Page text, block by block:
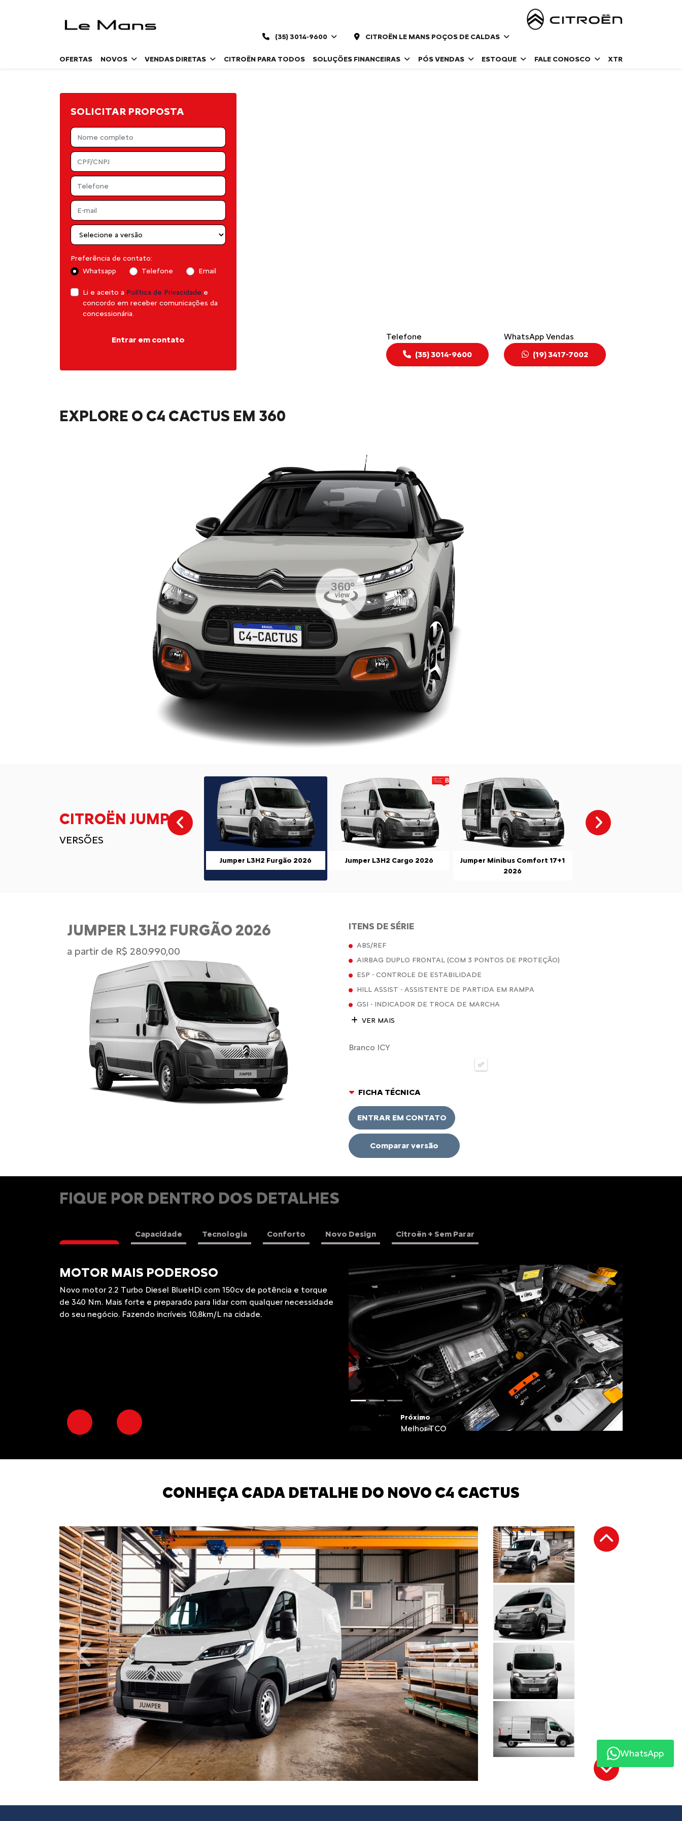
(35) 3014-9600 CITROËN LE MANS POÇOS DE CALDAS
OFERTAS NOVOS VENDAS DIRETAS CITROËN PARA TODOS SOLUÇÕES FINANCEIRAS PÓS VENDAS ESTOQUE FALE CONOSCO XTR
SOLICITAR PROPOSTA
Preferência de contato:
Whatsapp
Telefone Email
Li e aceito a Política de Privacidade e
concordo em receber comunicações da
concessionária.
Entrar em contato
Telefone
(35) 3014-9600
WhatsApp Vendas
(19) 3417-7002
EXPLORE O C4 CACTUS EM 360
CITROËN JUMPER
VERSÕES
Jumper L3H2 Furgão 2026 Jumper L3H2 Cargo 2026
Jumper Minibus Comfort 17+1
2026
Anterior Próximo
JUMPER L3H2 FURGÃO 2026
a partir de R$ 280.990,00
ITENS DE SÉRIE
ABS/REF
AIRBAG DUPLO FRONTAL (COM 3 PONTOS DE PROTEÇÃO)
ESP - CONTROLE DE ESTABILIDADE
HILL ASSIST - ASSISTENTE DE PARTIDA EM RAMPA
GSI - INDICADOR DE TROCA DE MARCHA
VER MAIS
Branco ICY
FICHA TÉCNICA
ENTRAR EM CONTATO
Comparar versão
FIQUE POR DENTRO DOS DETALHES
Capacidade Tecnologia Conforto Novo Design Citroën + Sem Parar
MELHOR TCO
Possui um dos melhores índices TCO (custo total de propriedade de
um produto) da categoria, resultando em melhores vantagens para
você e o seu negócio.
CONHEÇA CADA DETALHE DO NOVO C4 CACTUS
Anterior Próximo
WhatsApp